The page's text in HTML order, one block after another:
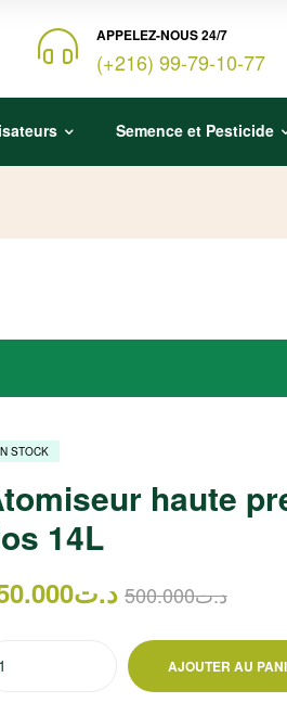
APPELEZ-NOUS 24/7
(+216) 99-79-10-77
Semence et Pesticide
STOCK
haute
14L
د.ت500.000 د.ت
AJOUTER AU